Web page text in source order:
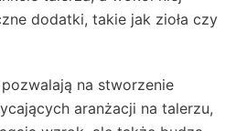
dodatki, takie jak zioła czy
na stworzenie
aranżacji na talerzu,